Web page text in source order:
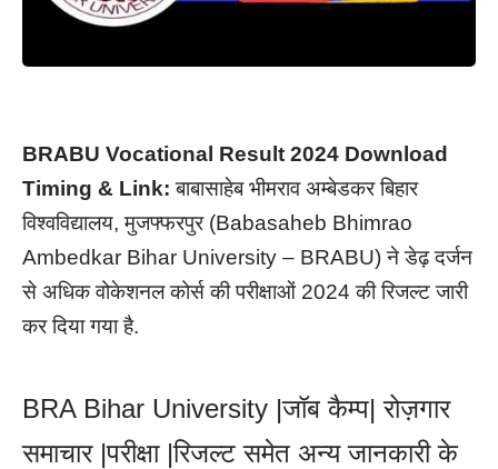
BRABU Vocational Result 2024 Download
Timing & Link: बाबासाहेब भीमराव अम्बेडकर बिहार
विश्वविद्यालय, मुजफ्फरपुर (Babasaheb Bhimrao
Ambedkar Bihar University – BRABU) ने डेढ़ दर्जन
से अधिक वोकेशनल कोर्स की परीक्षाओं 2024 की रिजल्ट जारी
कर दिया गया है.
BRA Bihar University |जॉब कैम्प| रोज़गार
समाचार |परीक्षा |रिजल्ट समेत अन्य जानकारी के